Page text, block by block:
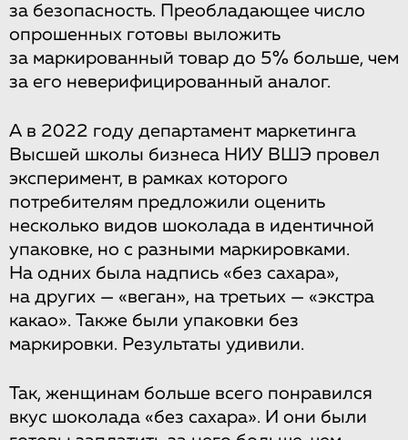
за безопасность. Преобладающее число
опрошенных готовы выложить
за маркированный товар до 5% больше, чем
за его неверифицированный аналог.
А в 2022 году департамент маркетинга
Высшей школы бизнеса НИУ ВШЭ провел
эксперимент, в рамках которого
потребителям предложили оценить
несколько видов шоколада в идентичной
упаковке, но с разными маркировками.
На одних была надпись «без сахара»,
на других — «веган», на третьих — «экстра
какао». Также были упаковки без
маркировки. Результаты удивили.
Так, женщинам больше всего понравился
вкус шоколада «без сахара». И они были